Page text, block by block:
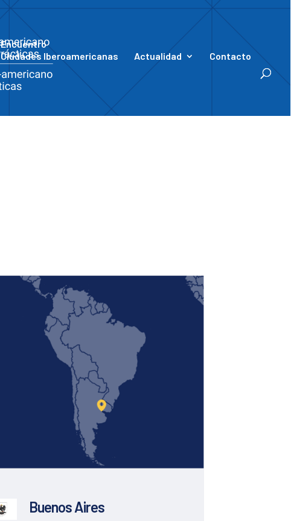
Encuentro
Ciudades Iberoamericanas
Actualidad Contacto
Buenos Aires